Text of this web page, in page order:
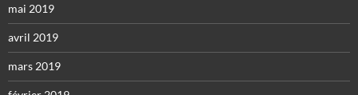
mai 2019
avril 2019
mars 2019